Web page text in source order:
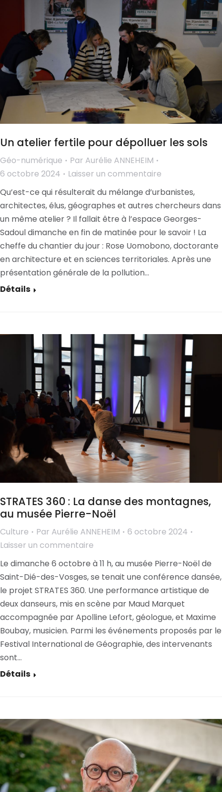
Un atelier fertile pour dépolluer les sols
Géo-numérique Par Aurélie ANNEHEIM
6 octobre 2024
Laisser un commentaire
Qu’est-ce qui résulterait du mélange d’urbanistes,
architectes, élus, géographes et autres chercheurs dans
un même atelier ? Il fallait être à l’espace Georges-
Sadoul dimanche en fin de matinée pour le savoir ! La
cheffe du chantier du jour : Rose Uomobono, doctorante
en architecture et en sciences territoriales. Après une
présentation générale de la pollution…
Détails
STRATES 360 : La danse des montagnes,
au musée Pierre-Noël
Culture Par Aurélie ANNEHEIM
6 octobre 2024
Laisser un commentaire
Le dimanche 6 octobre à 11 h, au musée Pierre-Noël de
Saint-Dié-des-Vosges, se tenait une conférence dansée,
le projet STRATES 360. Une performance artistique de
deux danseurs, mis en scène par Maud Marquet
accompagnée par Apolline Lefort, géologue, et Maxime
Boubay, musicien. Parmi les événements proposés par le
Festival International de Géographie, des intervenants
sont…
Détails